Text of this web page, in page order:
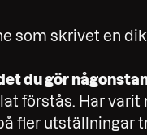
som skrivet en
du gör
förstås. Har varit
fler utställningar